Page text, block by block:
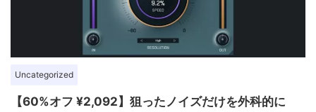
Uncategorized
【60%オフ ¥2,092】狙ったノイズだけを外科的に